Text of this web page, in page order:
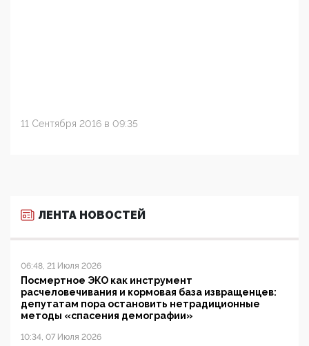
11 Сентября 2016 в 09:35
ЛЕНТА НОВОСТЕЙ
06:48, 21 Июля 2026
Посмертное ЭКО как инструмент
расчеловечивания и кормовая база извращенцев:
депутатам пора остановить нетрадиционные
методы «спасения демографии»
10:34, 07 Июля 2026